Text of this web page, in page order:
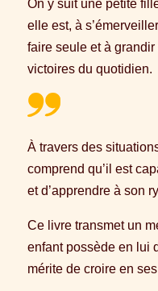
On y suit une petite
elle est, à
faire seule et à
victoires du quotidien.
À travers des
comprend qu’il est
et d’apprendre à son
Ce livre transmet un
enfant possède en lui
mérite de croire en